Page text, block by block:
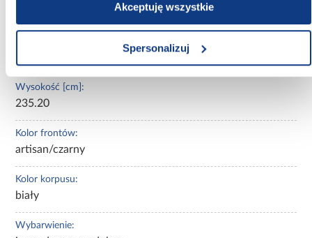
Akceptuję wszystkie
Spersonalizuj
Wysokość [cm]:
235.20
Kolor frontów:
artisan/czarny
Kolor korpusu:
biały
Wybarwienie: